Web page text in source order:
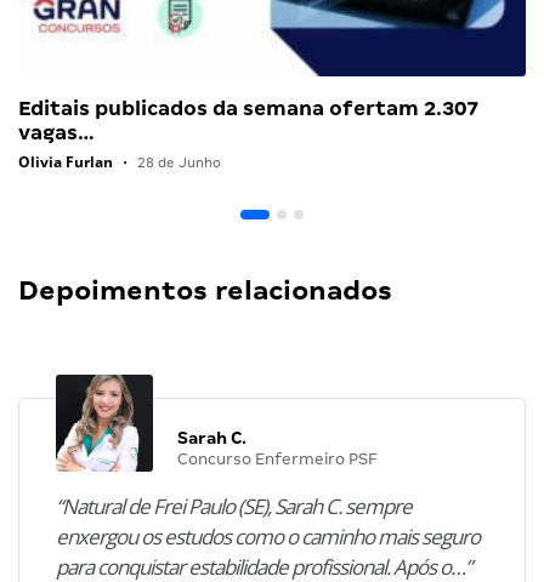
Editais publicados da semana ofertam 2.307
vagas…
Olivia Furlan • 28 de Junho
Depoimentos relacionados
Sarah C.
Concurso Enfermeiro PSF
“Natural de Frei Paulo (SE), Sarah C. sempre
enxergou os estudos como o caminho mais seguro
para conquistar estabilidade profissional. Após o…”